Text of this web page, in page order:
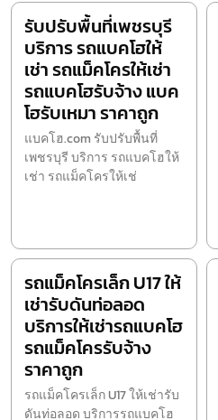
รับปรับพื้นที่เพชรบุรี
บริการ รถแบคโฮให้
เช่า รถแม็คโครให้เช่า
รถแบคโฮรับจ้าง แบค
โฮรับเหมา ราคาถูก
แบคโฮ.com รับปรับพื้นที่
เพชรบุรี บริการ รถแบคโฮให้
เช่า รถแม็คโครให้เช่
รถแม็คโครเล็ก U17 ให้
เช่ารับดันท่อลอด
บริการให้เช่ารถแบคโฮ
รถแม็คโครรับจ้าง
ราคาถูก
รถแม็คโครเล็ก U17 ให้เช่ารับ
ดันท่อลอด บริการรถแบคโฮ